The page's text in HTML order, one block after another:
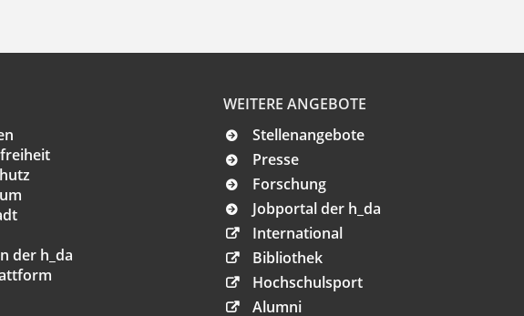
der h_da
WEITERE ANGEBOTE
Stellenangebote
Presse
Forschung
Jobportal der h_da
International
Bibliothek
Hochschulsport
Alumni